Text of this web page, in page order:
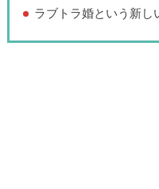
ラブトラ婚という新し